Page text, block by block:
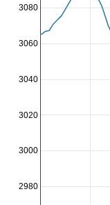
2980
3000
3020
3040
3060
3080